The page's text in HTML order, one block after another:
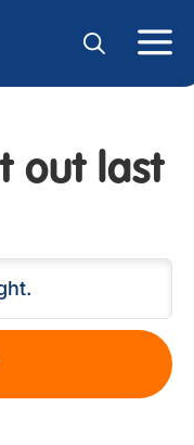
out last